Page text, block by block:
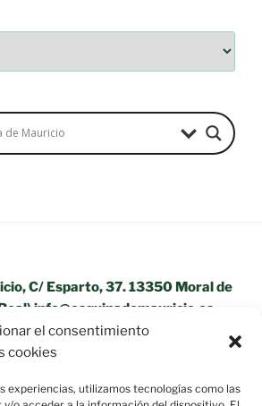
el consentimiento
cookies
experiencias, utilizamos tecnologías como las
C/ Esparto, 37. 13350 Moral de
info@esquinademauricio.es